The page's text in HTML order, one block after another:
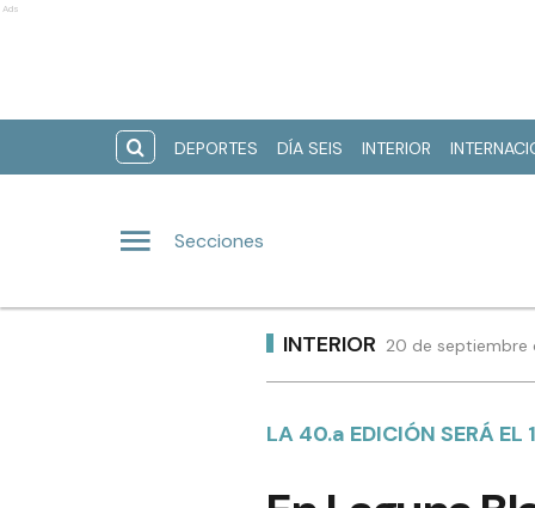
Ads
DEPORTES DÍA SEIS INTERIOR
Secciones
INTERIOR 20 de septiembre
LA 40.a EDICIÓN SERÁ EL